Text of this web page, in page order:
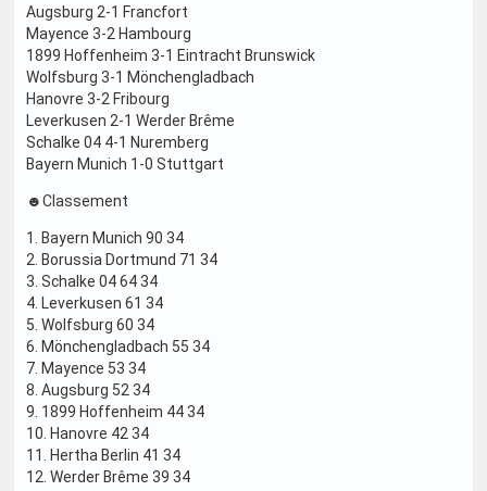
Augsburg 2-1 Francfort
Mayence 3-2 Hambourg
1899 Hoffenheim 3-1 Eintracht Brunswick
Wolfsburg 3-1 Mönchengladbach
Hanovre 3-2 Fribourg
Leverkusen 2-1 Werder Brême
Schalke 04 4-1 Nuremberg
Bayern Munich 1-0 Stuttgart
☻Classement
1. Bayern Munich 90 34
2. Borussia Dortmund 71 34
3. Schalke 04 64 34
4. Leverkusen 61 34
5. Wolfsburg 60 34
6. Mönchengladbach 55 34
7. Mayence 53 34
8. Augsburg 52 34
9. 1899 Hoffenheim 44 34
10. Hanovre 42 34
11. Hertha Berlin 41 34
12. Werder Brême 39 34